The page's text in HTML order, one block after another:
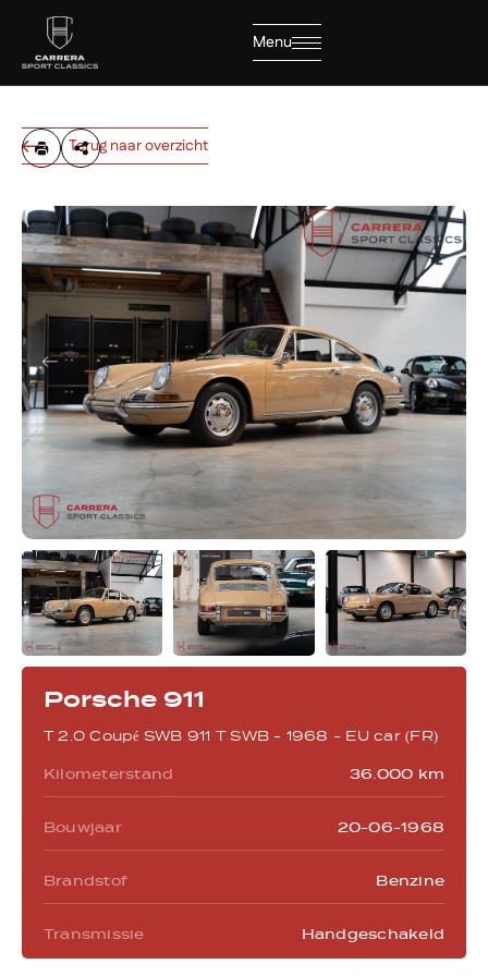
Menu
Sluiten
Home
Collectie
Diensten
Over ons
Evenementen
Verkocht
Bel ons
+32 495233581
E-mail ons
Terug naar overzicht
Porsche 911
T 2.0 Coupé SWB 911 T SWB - 1968 - EU car (FR)
Kilometerstand 36.000 km
Bouwjaar 20-06-1968
Brandstof Benzine
Transmissie Handgeschakeld